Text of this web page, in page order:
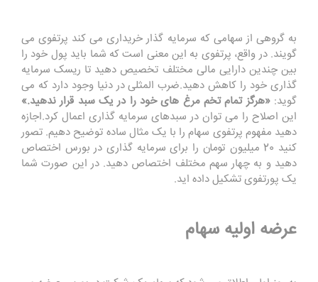
به گروهی از سهامی که سرمایه گذار خریداری می کند پرتفوی می
گویند. در واقع، پرتفوی به این معنی است که شما باید پول خود را
بین چندین دارایی مالی مختلف تخصیص دهید تا ریسک سرمایه
گذاری خود را کاهش دهید.ضرب المثلی در دنیا وجود دارد که می
گوید:«هرگز تمام تخم مرغ های خود را در یک سبد قرار ندهید.»
این اصلاح را می توان در سبدهای سرمایه گذاری اعمال کرد.اجازه
دهید مفهوم پرتفوی سهام را با یک مثال ساده توضیح دهیم. تصور
کنید 20 میلیون تومان را برای سرمایه گذاری در بورس اختصاص
دهید و به چهار سهم مختلف اختصاص دهید. در این صورت شما
یک پورتفوی تشکیل داده اید.
عرضه اولیه سهام